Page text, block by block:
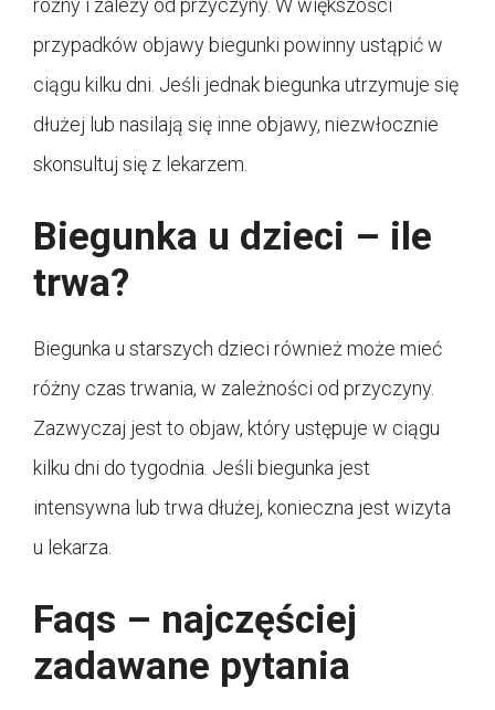
przypadków objawy biegunki powinny ustąpić w
ciągu kilku dni. Jeśli jednak biegunka utrzymuje się
dłużej lub nasilają się inne objawy, niezwłocznie
skonsultuj się z lekarzem.
Biegunka u dzieci – ile
trwa?
Biegunka u starszych dzieci również może mieć
różny czas trwania, w zależności od przyczyny.
Zazwyczaj jest to objaw, który ustępuje w ciągu
kilku dni do tygodnia. Jeśli biegunka jest
intensywna lub trwa dłużej, konieczna jest wizyta
u lekarza.
Faqs – najczęściej
zadawane pytania